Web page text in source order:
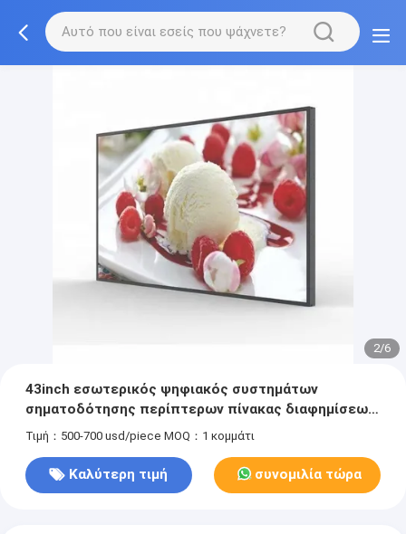
2/6
43inch εσωτερικός ψηφιακός συστημάτων
σηματοδότησης περίπτερων πίνακας διαφημίσεων
οθονών διαφήμισης καρτών εσωτερικός ψηφιακός
Τιμή：500-700 usd/piece MOQ：1 κομμάτι
Καλύτερη τιμή συνομιλία τώρα